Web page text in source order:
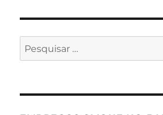
Pesquisar
por: